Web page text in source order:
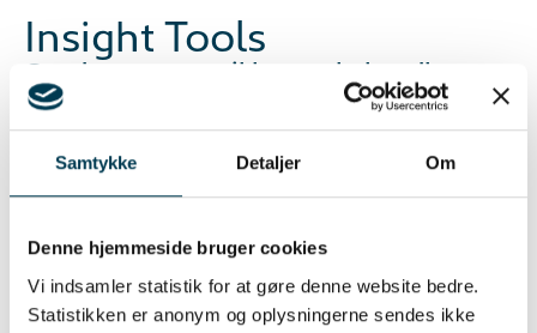
Samtykke Detaljer Om
Denne hjemmeside bruger cookies
Vi indsamler statistik for at gøre denne website bedre.
Statistikken er anonym og oplysningerne sendes ikke
Insight Tools
Gør det nemt og sikkert at behandle
aktindsigter digitalt
En brugervenlig løsning til digital behandling af
aktindsigtsanmodninger, der gør det nemt og sikkert
at finde og fjerne følsomme oplysninger i dokumenter